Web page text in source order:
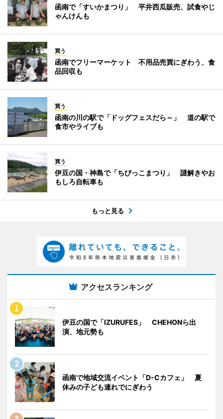
函南で「すいかまつり」 平井西瓜販売、試食やじ
ゃんけんも
買う
函南でフリーマーケット 不用品売買にぎわう、食
品回収も
買う
函南の川の駅で「ドッグフェスだら～」 道の駅で
食市やライブも
買う
伊豆の国・神島で「ちびっこまつり」 謎解きやお
もしろ自転車も
もっと見る
アクセスランキング
伊豆の国で「IZURUFES」 CHEHONら出
演、地元勢も
函南で地域交流イベント「D-Cカフェ」 夏
休みの子ども連れでにぎわう